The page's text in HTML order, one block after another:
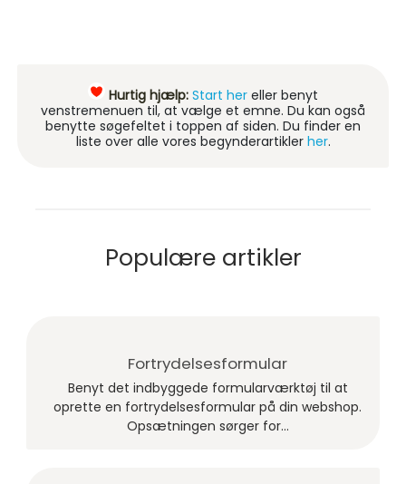
Hurtig hjælp: Start her eller benyt
venstremenuen til, at vælge et emne. Du kan også
benytte søgefeltet i toppen af siden. Du finder en
liste over alle vores begynderartikler her.
Populære artikler
Fortrydelsesformular
Benyt det indbyggede formularværktøj til at
oprette en fortrydelsesformular på din webshop.
Opsætningen sørger for...